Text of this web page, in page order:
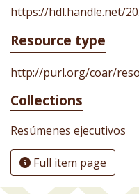
https://hdl.handle.net/
Resource type
http://purl.org/coar/
Collections
Resúmenes ejecutivos
Full item page